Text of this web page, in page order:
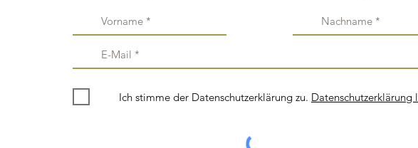
Ich stimme der Datenschutzerklärung zu. Datenschutzerklärung